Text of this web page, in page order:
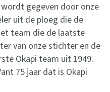
gegeven door onze
uit de ploeg die de
team die de laatste
van onze stichter en de
Okapi team uit 1949.
75 jaar dat is Okapi